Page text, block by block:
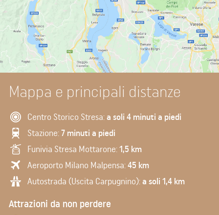
Mappa e principali distanze
Centro Storico Stresa:a soli 4 minuti a piedi
Stazione:7 minuti a piedi
Funivia Stresa Mottarone:1,5 km
Aeroporto Milano Malpensa:45 km
Autostrada (Uscita Carpugnino):a soli 1,4 km
Attrazioni da non perdere